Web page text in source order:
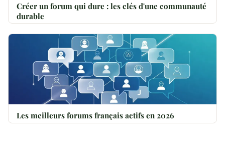
Créer un forum qui dure : les clés d'une communauté
durable
Les meilleurs forums français actifs en 2026